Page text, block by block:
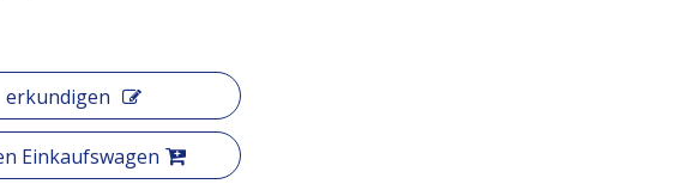
erkundigen
Einkaufswagen